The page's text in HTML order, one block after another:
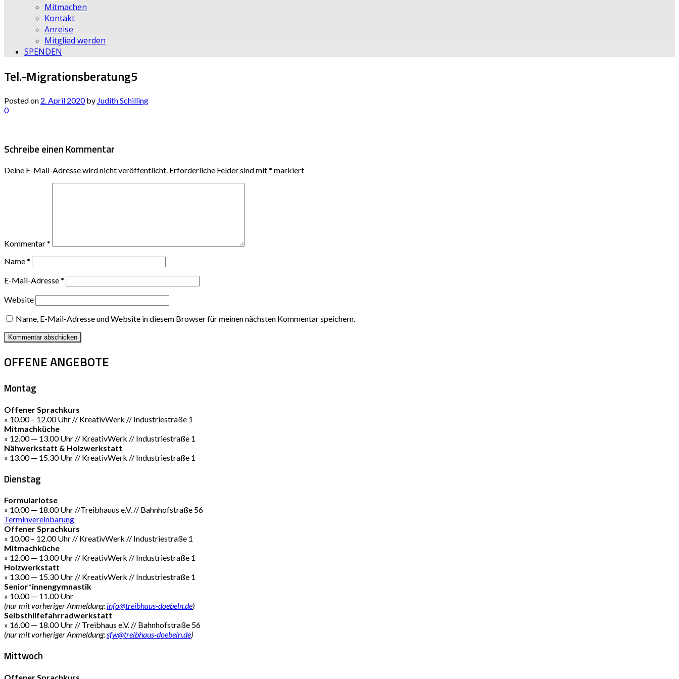
Mitmachen
Kontakt
Anreise
Mitglied werden
SPENDEN
Tel.-Migrationsberatung5
Posted on 2. April 2020by Judith Schilling
0
Schreibe einen Kommentar
Deine E-Mail-Adresse wird nicht veröffentlicht. Erforderliche Felder sind mit* markiert
Kommentar*
Name*
E-Mail-Adresse*
Website
Name, E-Mail-Adresse und Website in diesem Browser für meinen nächsten Kommentar speichern.
OFFENE ANGEBOTE
Montag
Offener Sprachkurs
» 10.00 – 12.00 Uhr // KreativWerk // Industriestraße 1
Mitmachküche
» 12.00 — 13.00 Uhr // KreativWerk // Industriestraße 1
Nähwerkstatt & Holzwerkstatt
» 13.00 — 15.30 Uhr // KreativWerk // Industriestraße 1
Dienstag
Formularlotse
» 10.00 — 18.00 Uhr //Treibhauus e.V. // Bahnhofstraße 56
Terminvereinbarung
Offener Sprachkurs
» 10.00 – 12.00 Uhr // KreativWerk // Industriestraße 1
Mitmachküche
» 12.00 — 13.00 Uhr // KreativWerk // Industriestraße 1
Holzwerkstatt
» 13.00 — 15.30 Uhr // KreativWerk // Industriestraße 1
Senior*innengymnastik
» 10.00 — 11.00 Uhr
(nur mit vorheriger Anmeldung: info@treibhaus-doebeln.de)
Selbsthilfefahrradwerkstatt
» 16.00 — 18.00 Uhr // Treibhaus e.V. // Bahnhofstraße 56
(nur mit vorheriger Anmeldung:sfw@treibhaus-doebeln.de)
Mittwoch
Offener Sprachkurs